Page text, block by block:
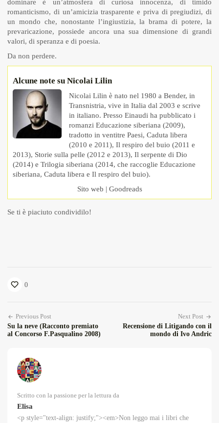
dominare è un’atmosfera di curiosa innocenza, di timido
romanticismo, di un’amicizia trasparente e priva di pregiudizi, di
un mondo che, nonostante l’ingiustizia, la brama di potere, la
prevaricazione, possiede ancora una sua dimensione di grandi
valori, di speranza e di poesia.
Da non perdere.
Alcune note su Nicolai Lilin
Nicolai Lilin è nato nel 1980 a Bender, in
Transnistria, vive in Italia dal 2003 e scrive
in italiano. Presso Einaudi ha pubblicato i
romanzi Educazione siberiana (2009),
tradotto in ventitre Paesi, Caduta libera
(2010 e 2011), Il respiro del buio (2011 e
2013), Storie sulla pelle (2012 e 2013), Il serpente di Dio
(2014) e Trilogia siberiana (2014, che raccoglie Educazione
siberiana, Caduta libera e Il respiro del buio).
Sito web | Goodreads
Se ti è piaciuto condividilo!
0
Previous Post
Su la neve (Racconto premiato
al Concorso F.Pasqualino 2008)
Next Post
Recensione di Litigando con il
mondo di Ivo Andric
Scritto con la passione per la lettura da
Elisa
<p style="text-align: justify;"><em>Non leggo mai i libri che